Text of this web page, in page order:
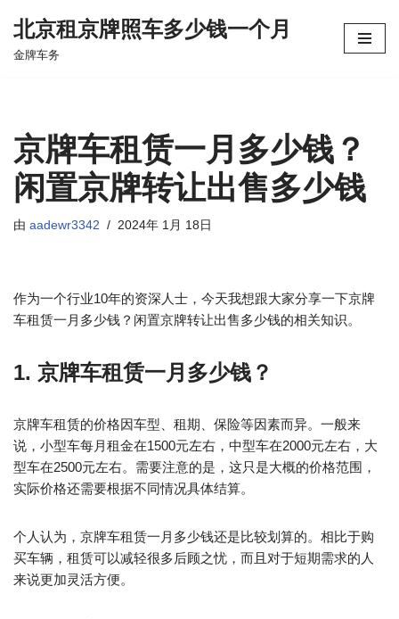
跳
北京租京牌照车多少钱一个月
金牌车务
京牌车租赁一月多少钱？
闲置京牌转让出售多少钱
由 aadewr3342 2024年 1月 18日
作为一个行业10年的资深人士，今天我想跟大家分享一下京牌
车租赁一月多少钱？闲置京牌转让出售多少钱的相关知识。
1. 京牌车租赁一月多少钱？
京牌车租赁的价格因车型、租期、保险等因素而异。一般来
说，小型车每月租金在1500元左右，中型车在2000元左右，大
型车在2500元左右。需要注意的是，这只是大概的价格范围，
实际价格还需要根据不同情况具体结算。
个人认为，京牌车租赁一月多少钱还是比较划算的。相比于购
买车辆，租赁可以减轻很多后顾之忧，而且对于短期需求的人
来说更加灵活方便。